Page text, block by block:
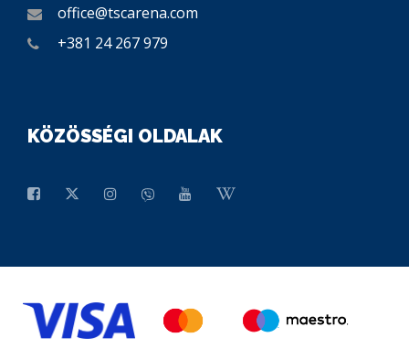
office@tscarena.com
+381 24 267 979
KÖZÖSSÉGI OLDALAK